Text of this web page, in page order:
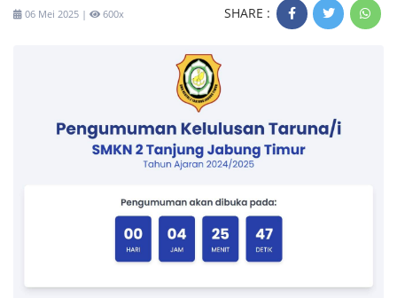
06 Mei 2025 | 600x SHARE :